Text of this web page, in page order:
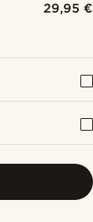
29,95 €